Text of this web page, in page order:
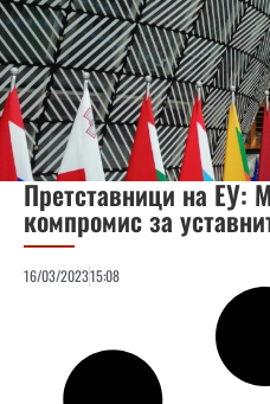
Претставници на ЕУ:
компромис за
16/03/202315:08